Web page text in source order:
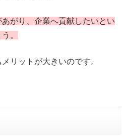
がり、企業へ貢献したいとい
。
リットが大きいのです。